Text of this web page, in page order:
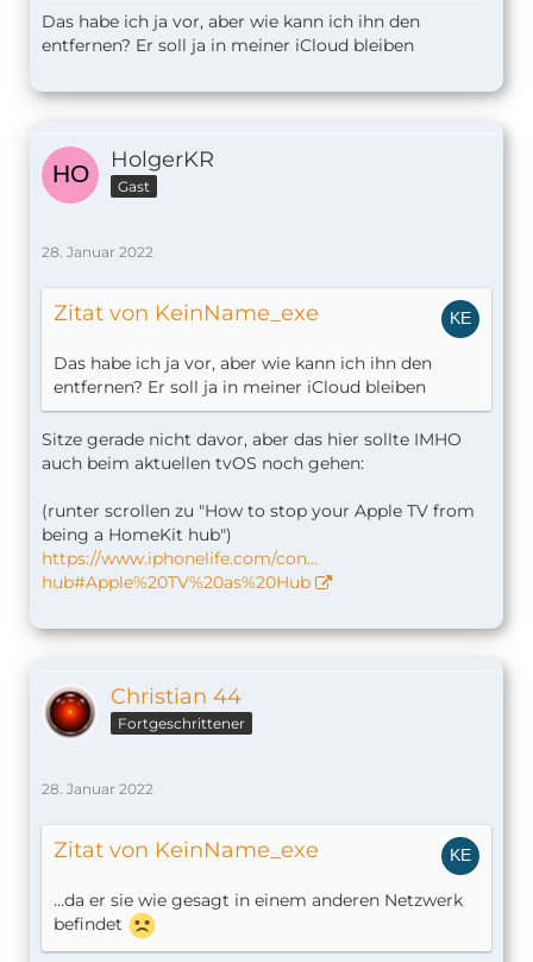
Das habe ich ja vor, aber wie kann ich ihn den
entfernen? Er soll ja in meiner iCloud bleiben
HolgerKR
Gast
28. Januar 2022
Zitat von KeinName_exe
Das habe ich ja vor, aber wie kann ich ihn den
entfernen? Er soll ja in meiner iCloud bleiben
Sitze gerade nicht davor, aber das hier sollte IMHO
auch beim aktuellen tvOS noch gehen:
(runter scrollen zu "How to stop your Apple TV from
being a HomeKit hub")
https://www.iphonelife.com/con…
hub#Apple%20TV%20as%20Hub
Christian 44
Fortgeschrittener
28. Januar 2022
Zitat von KeinName_exe
…da er sie wie gesagt in einem anderen Netzwerk
befindet